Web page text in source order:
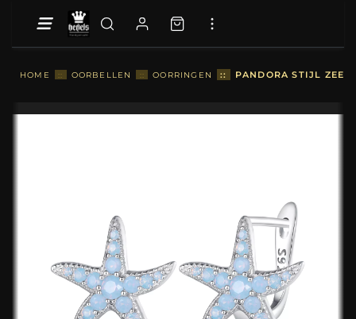
HOME :: OORBELLEN :: OORRINGEN :: PANDORA STIJL